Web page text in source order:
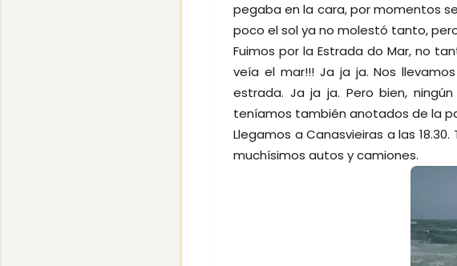
pegaba en la cara, por momentos
poco el sol ya no molestó tanto,
Fuimos por la Estrada do Mar, no
veía el mar!!! Ja ja ja. Nos
estrada. Ja ja ja. Pero bien,
teníamos también anotados de la
Llegamos a Canasvieiras a las
muchísimos autos y camiones.